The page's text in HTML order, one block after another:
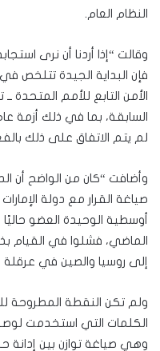
النظام العام.
وقالت “إذا أردنا أن نرى
فإن البداية الجيدة تتلخص
الأمن التابع للأمم المتحدة
لم يتم الاتفاق على ذلك
وأضافت “كان من الواضح أن
صياغة القرار مع دولة
أوسطية الوحيدة العضو
الماضي، فشلوا في القيام
إلى روسيا والصين في
ولم تكن النقطة المطروحة
الكلمات التي استخدمت
وهي صياغة توازن بين إدانة